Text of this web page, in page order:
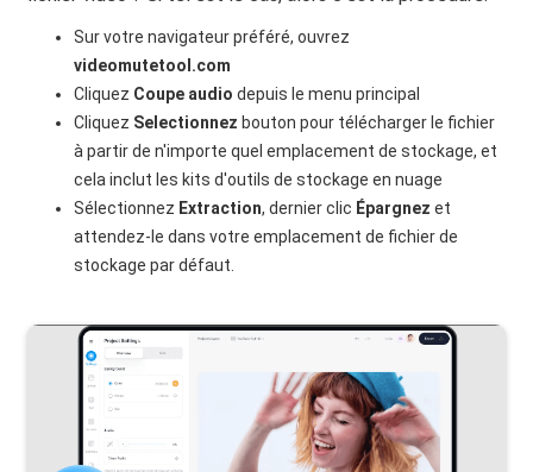
Sur votre navigateur préféré, ouvrez
videomutetool.com
Cliquez Coupe audio depuis le menu principal
Cliquez Selectionnezbouton pour télécharger le fichier
à partir de n'importe quel emplacement de stockage, et
cela inclut les kits d'outils de stockage en nuage
Sélectionnez Extraction, dernier clic Épargnezet
attendez-le dans votre emplacement de fichier de
stockage par défaut.